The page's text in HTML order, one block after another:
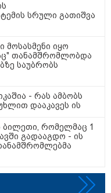
2026
ხდება, რომ
აფეთქებას რუსი
ემსხვერპლა -
მიერ მიტანილი
და ჩაშლილი
2026
მეტი ხნის შემდეგ
გაუშვეს -
კადრები
სრული გათიშვა
მოსასმენი იყო
თანამშრომლობდა
საუბრობს
- რას ამბობს
დააკავეს ის
რომელმაც 1
გადააგდო - ის